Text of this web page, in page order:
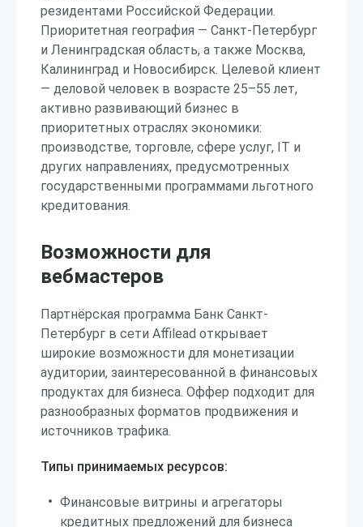
резидентами Российской Федерации.
Приоритетная география — Санкт-Петербург
и Ленинградская область, а также Москва,
Калининград и Новосибирск. Целевой клиент
— деловой человек в возрасте 25–55 лет,
активно развивающий бизнес в
приоритетных отраслях экономики:
производстве, торговле, сфере услуг, IT и
других направлениях, предусмотренных
государственными программами льготного
кредитования.
Возможности для
вебмастеров
Партнёрская программа Банк Санкт-
Петербург в сети Affilead открывает
широкие возможности для монетизации
аудитории, заинтересованной в финансовых
продуктах для бизнеса. Оффер подходит для
разнообразных форматов продвижения и
источников трафика.
Типы принимаемых ресурсов:
Финансовые витрины и агрегаторы
кредитных предложений для бизнеса